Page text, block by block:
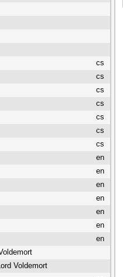
cs
cs
cs
cs
cs
cs
cs
en
en
en
en
en
en
en
Voldemort